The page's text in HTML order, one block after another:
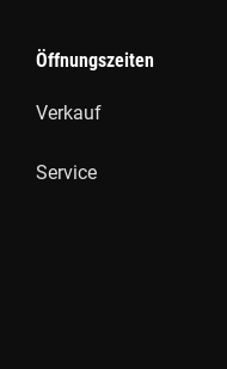
Öffnungszeiten
Verkauf
Service